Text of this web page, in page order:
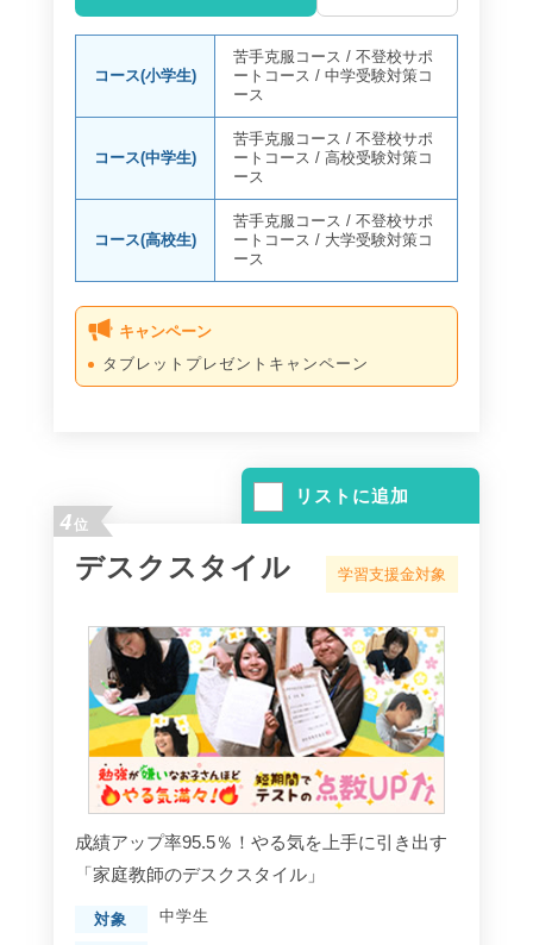
コース(小学生)
苦手克服コース /不登校サポ
ートコース /中学受験対策コ
ース
コース(中学生)
苦手克服コース /不登校サポ
ートコース /高校受験対策コ
ース
コース(高校生)
苦手克服コース /不登校サポ
ートコース /大学受験対策コ
ース
キャンペーン
タブレットプレゼントキャンペーン
リストに追加
4位
デスクスタイル 学習支援金対象
成績アップ率95.5％！やる気を上手に引き出す
「家庭教師のデスクスタイル」
対象 中学生